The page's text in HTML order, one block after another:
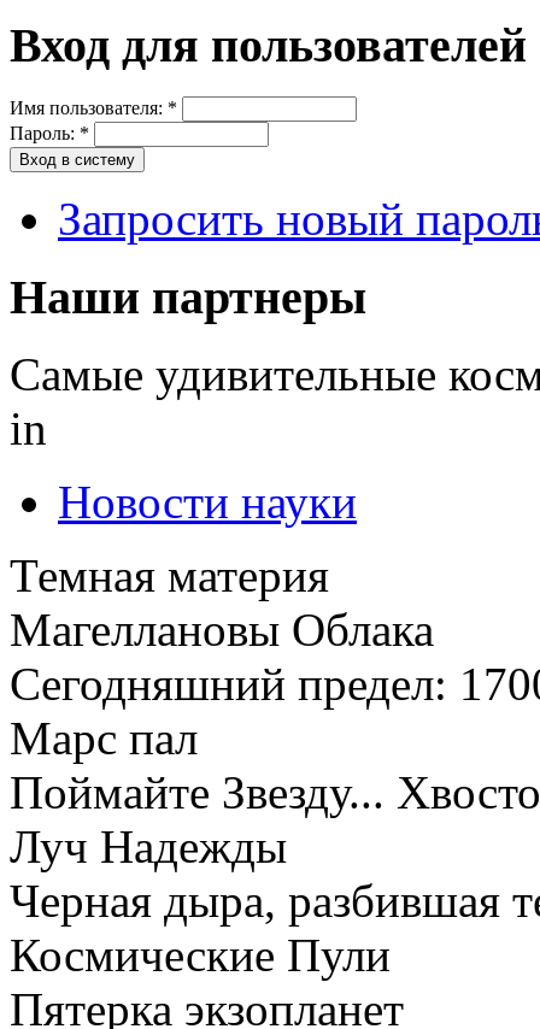
Вход для пользователей
Имя пользователя: *
Пароль: *
Запросить новый
Наши партнеры
Самые удивительные
in
Новости науки
Темная материя
Магеллановы Облака
Сегодняшний предел:
Марс пал
Поймайте Звезду...
Луч Надежды
Черная дыра, разбившая
Космические Пули
Пятерка экзопланет